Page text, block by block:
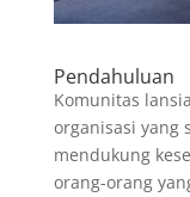
Pendahuluan
Komunitas
organisasi yang
mendukung
orang-orang